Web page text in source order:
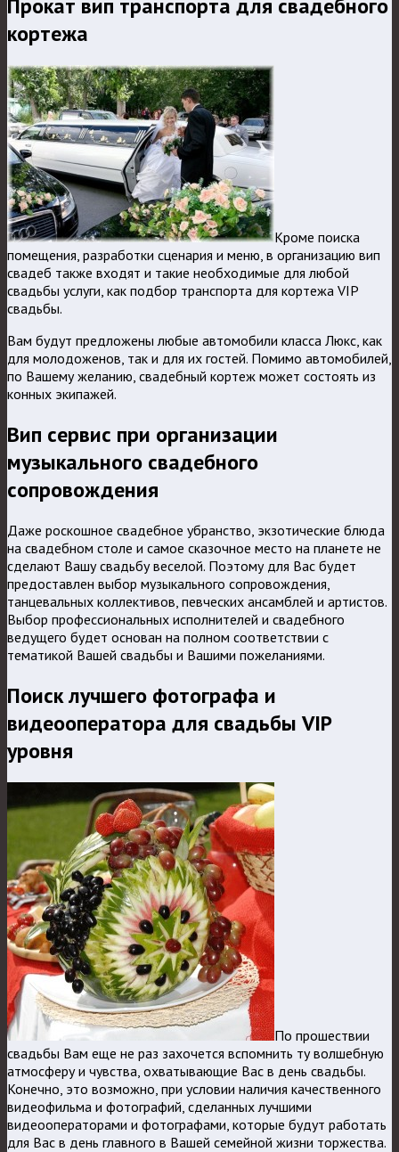
Прокат вип транспорта для свадебного
кортежа
Кроме поиска
помещения, разработки сценария и меню, в организацию вип
свадеб также входят и такие необходимые для любой
свадьбы услуги, как подбор транспорта для кортежа VIP
свадьбы.
Вам будут предложены любые автомобили класса Люкс, как
для молодоженов, так и для их гостей. Помимо автомобилей,
по Вашему желанию, свадебный кортеж может состоять из
конных экипажей.
Вип сервис при организации
музыкального свадебного
сопровождения
Даже роскошное свадебное убранство, экзотические блюда
на свадебном столе и самое сказочное место на планете не
сделают Вашу свадьбу веселой. Поэтому для Вас будет
предоставлен выбор музыкального сопровождения,
танцевальных коллективов, певческих ансамблей и артистов.
Выбор профессиональных исполнителей и свадебного
ведущего будет основан на полном соответствии с
тематикой Вашей свадьбы и Вашими пожеланиями.
Поиск лучшего фотографа и
видеооператора для свадьбы VIP
уровня
По прошествии
свадьбы Вам еще не раз захочется вспомнить ту волшебную
атмосферу и чувства, охватывающие Вас в день свадьбы.
Конечно, это возможно, при условии наличия качественного
видеофильма и фотографий, сделанных лучшими
видеооператорами и фотографами, которые будут работать
для Вас в день главного в Вашей семейной жизни торжества.